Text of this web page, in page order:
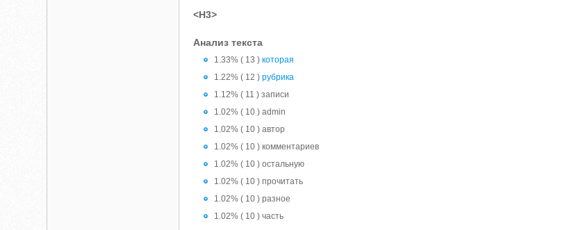
<H3>
Анализ текста
1.33% ( 13 )которая
1.22% ( 12 )рубрика
1.12% ( 11 ) записи
1.02% ( 10 ) admin
1.02% ( 10 ) автор
1.02% ( 10 ) комментариев
1.02% ( 10 ) остальную
1.02% ( 10 ) прочитать
1.02% ( 10 ) разное
1.02% ( 10 ) часть